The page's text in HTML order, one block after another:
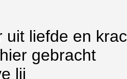
uit liefde en
gebracht
lij